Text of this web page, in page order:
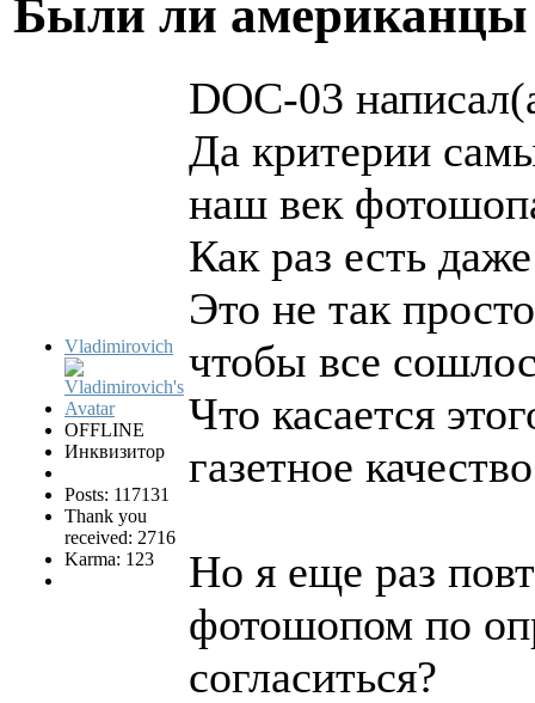
Были ли
Vladimirovich
OFFLINE
Инквизитор
Posts: 117131
Thank you
received: 2716
Karma: 123
DOC-03
Да критерии
наш век
Как раз есть
Это не так
чтобы все
Что касается
газетное
Но я еще раз
фотошопом по
согласиться?